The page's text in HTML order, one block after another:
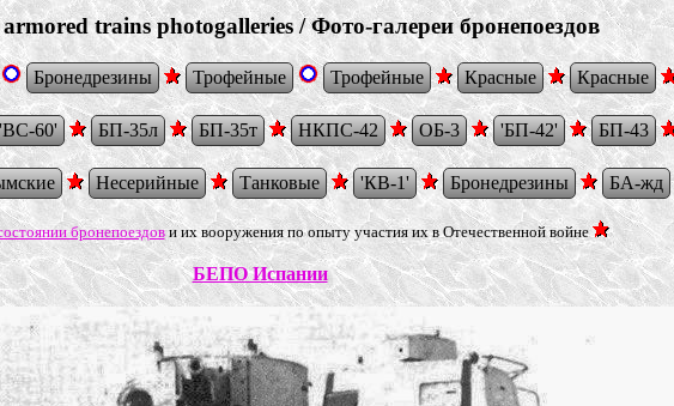
trains photogalleries / Фото-галереи бронепоездов
Бронедрезины Трофейные Трофейные Красные Красные
60' БП-35л БП-35т НКПС-42 ОБ-3 'БП-42' БП-43
Несерийные Танковые 'КВ-1' Бронедрезины БА-жд
бронепоездови их вооружения по опыту участия их в Отечественной войне
БЕПО Испании